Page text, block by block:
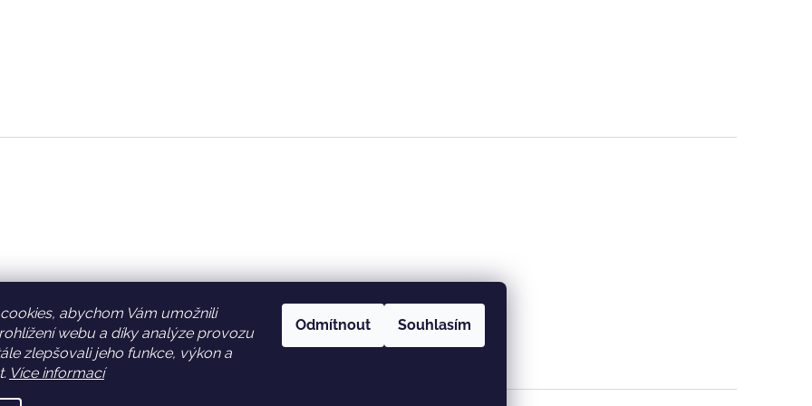
abychom Vám umožnili
webu a díky analýze provozu
zlepšovali jeho funkce, výkon a
Více informací
Odmítnout Souhlasím
Facebook Věrnostní slevy